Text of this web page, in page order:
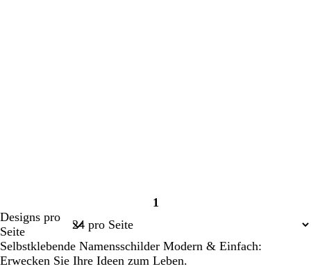
Seite
1
Designs pro
Seite
Selbstklebende Namensschilder Modern & Einfach:
Erwecken Sie Ihre Ideen zum Leben.